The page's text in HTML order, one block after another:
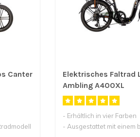
Canter
Elektrisches Faltrad
Ambling A400XL
- Erhältlich in vier Farben
- Ausgestattet mit einem